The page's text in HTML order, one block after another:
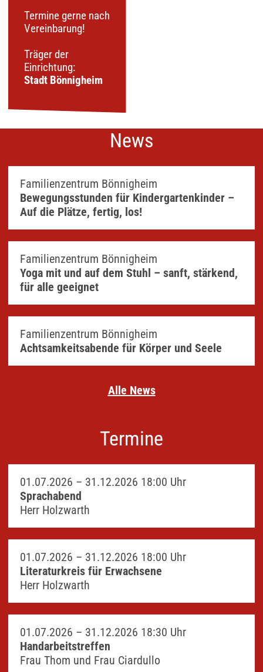
Termine gerne nach
Vereinbarung!
Träger der
Einrichtung:
Stadt Bönnigheim
News
Familienzentrum Bönnigheim
Bewegungsstunden für Kindergartenkinder –
Auf die Plätze, fertig, los!
Familienzentrum Bönnigheim
Yoga mit und auf dem Stuhl – sanft, stärkend,
für alle geeignet
Familienzentrum Bönnigheim
Achtsamkeitsabende für Körper und Seele
Alle News
Termine
01.07.2026 – 31.12.2026 18:00 Uhr
Sprachabend
Herr Holzwarth
01.07.2026 – 31.12.2026 18:00 Uhr
Literaturkreis für Erwachsene
Herr Holzwarth
01.07.2026 – 31.12.2026 18:30 Uhr
Handarbeitstreffen
Frau Thom und Frau Ciardullo